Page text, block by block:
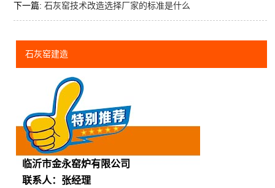
下一篇: 石灰窑技术改造选择厂家的标准是什么
石灰窑建造
临沂市金永窑炉有限公司
联系人：张经理